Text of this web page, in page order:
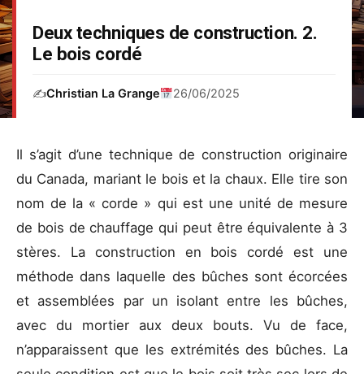
Deux techniques de construction. 2.
Le bois cordé
✍️Christian La Grange 26/06/2025
Il s’agit d’une technique de construction originaire
du Canada, mariant le bois et la chaux. Elle tire son
nom de la « corde » qui est une unité de mesure
de bois de chauffage qui peut être équivalente à 3
stères. La construction en bois cordé est une
méthode dans laquelle des bûches sont écorcées
et assemblées par un isolant entre les bûches,
avec du mortier aux deux bouts. Vu de face,
n’apparaissent que les extrémités des bûches. La